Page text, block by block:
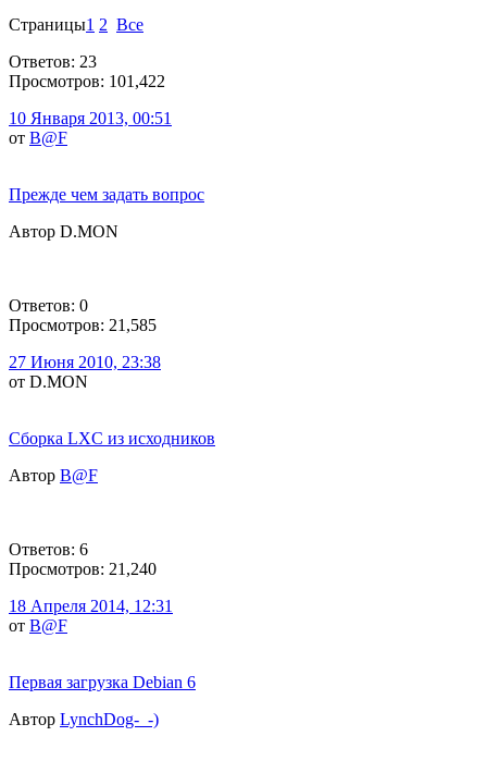
Страницы1 2 Все
Ответов: 23
Просмотров: 101,422
10 Января 2013, 00:51
от B@F
Прежде чем задать вопрос
Автор D.MON
Ответов: 0
Просмотров: 21,585
27 Июня 2010, 23:38
от D.MON
Сборка LXC из исходников
Автор B@F
Ответов: 6
Просмотров: 21,240
18 Апреля 2014, 12:31
от B@F
Первая загрузка Debian 6
Автор LynchDog-_-)